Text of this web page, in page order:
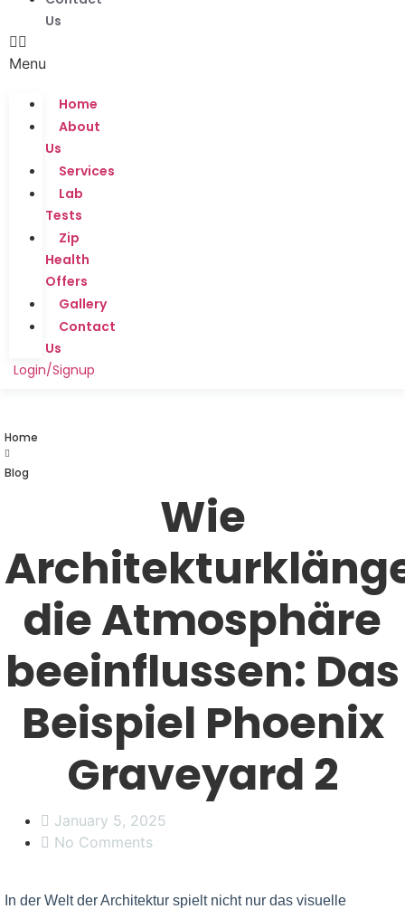
Us
Menu
Home
About
Us
Services
Lab
Tests
Zip
Health
Offers
Gallery
Contact
Us
Login/Signup
Home
Blog
Wie
die Atmosphäre
beeinflussen: Das
Beispiel Phoenix
Graveyard 2
January 5, 2025
No Comments
In der Welt der Architektur spielt nicht nur das visuelle